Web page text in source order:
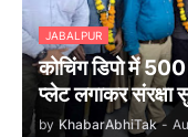
JABALPUR
कोचिंग डिपो में
प्लेट लगाकर संरक्षा
by KhabarAbhiTak -